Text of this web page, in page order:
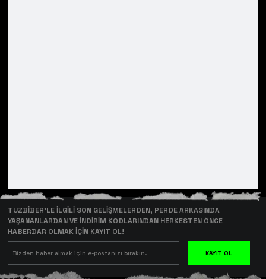
TUZBİBER’LE İLGİLİ SON GELİŞMELERDEN, PERDE ARKASINDA
YAŞANANLARDAN VE İNDİRİM KODLARINDAN HERKESTEN ÖNCE
HABERDAR OLMAK İÇİN KAYIT OL!
KAYIT OL